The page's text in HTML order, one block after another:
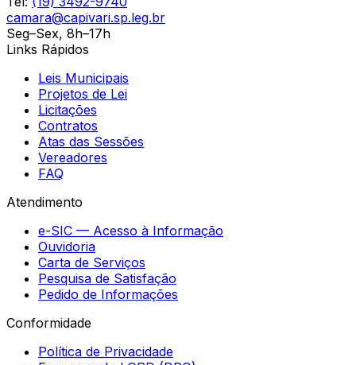
camara@capivari.sp.leg.br
Seg–Sex, 8h–17h
Links Rápidos
Leis Municipais
Projetos de Lei
Licitações
Contratos
Atas das Sessões
Vereadores
FAQ
Atendimento
e-SIC — Acesso à Informação
Ouvidoria
Carta de Serviços
Pesquisa de Satisfação
Pedido de Informações
Conformidade
Política de Privacidade